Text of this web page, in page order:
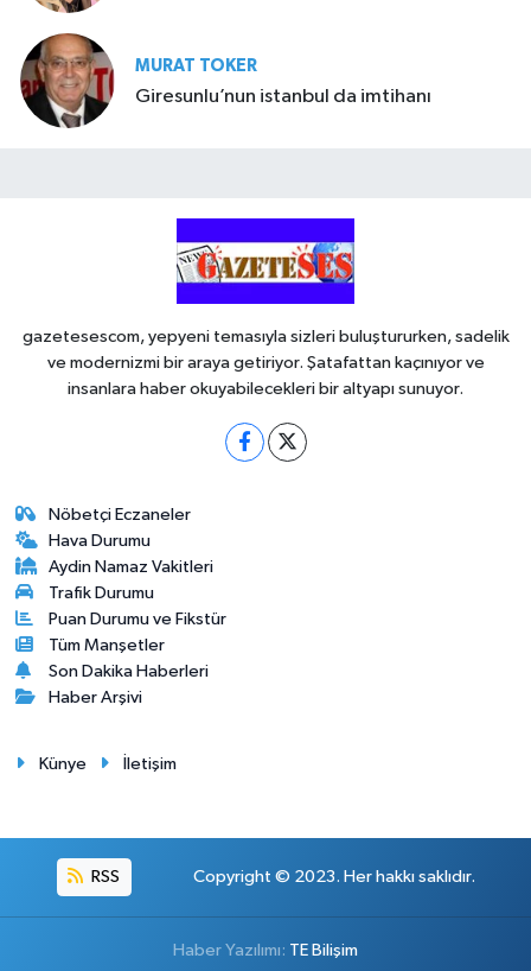
MURAT TOKER
Giresunlu’nun istanbul da imtihanı
gazetesescom, yepyeni temasıyla sizleri buluştururken, sadelik
ve modernizmi bir araya getiriyor. Şatafattan kaçınıyor ve
insanlara haber okuyabilecekleri bir altyapı sunuyor.
Nöbetçi Eczaneler
Hava Durumu
Aydin Namaz Vakitleri
Trafik Durumu
Puan Durumu ve Fikstür
Tüm Manşetler
Son Dakika Haberleri
Haber Arşivi
Künye İletişim
RSS Copyright © 2023. Her hakkı saklıdır.
Haber Yazılımı: TE Bilişim